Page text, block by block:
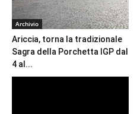
Archivio
Ariccia, torna la tradizionale
Sagra della Porchetta IGP dal
4 al...